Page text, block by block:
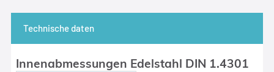
Technische daten
Innenabmessungen Edelstahl DIN 1.4301